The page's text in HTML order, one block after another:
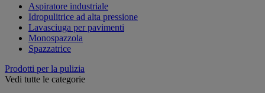
Aspiratore industriale
Idropulitrice ad alta pressione
Lavasciuga per pavimenti
Monospazzola
Spazzatrice
Prodotti per la pulizia
Vedi tutte le categorie